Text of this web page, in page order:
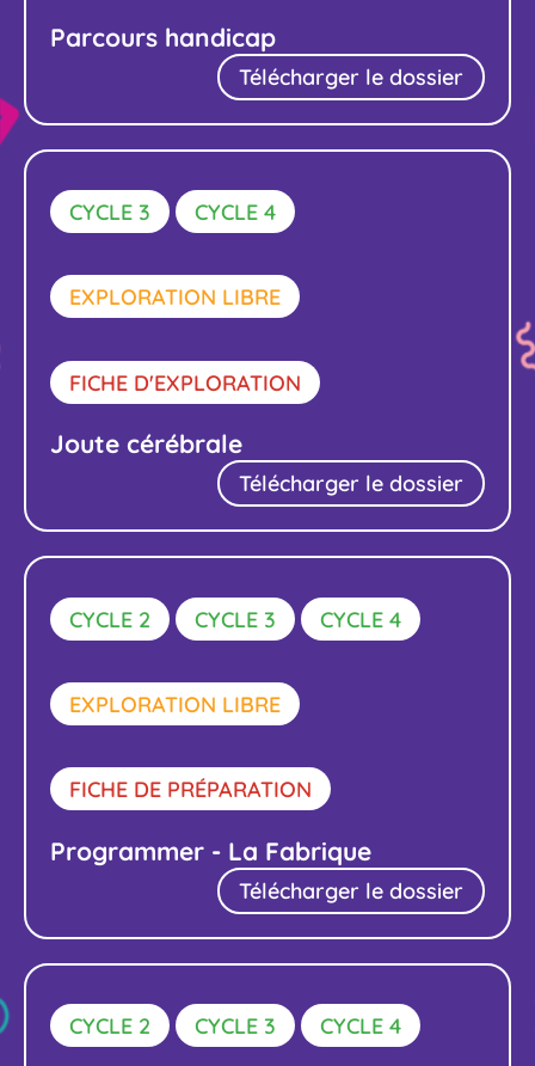
Parcours handicap
Télécharger le dossier
CYCLE 3 CYCLE 4
EXPLORATION LIBRE
FICHE D'EXPLORATION
Joute cérébrale
Télécharger le dossier
CYCLE 2 CYCLE 3 CYCLE 4
EXPLORATION LIBRE
FICHE DE PRÉPARATION
Programmer - La Fabrique
Télécharger le dossier
CYCLE 2 CYCLE 3 CYCLE 4